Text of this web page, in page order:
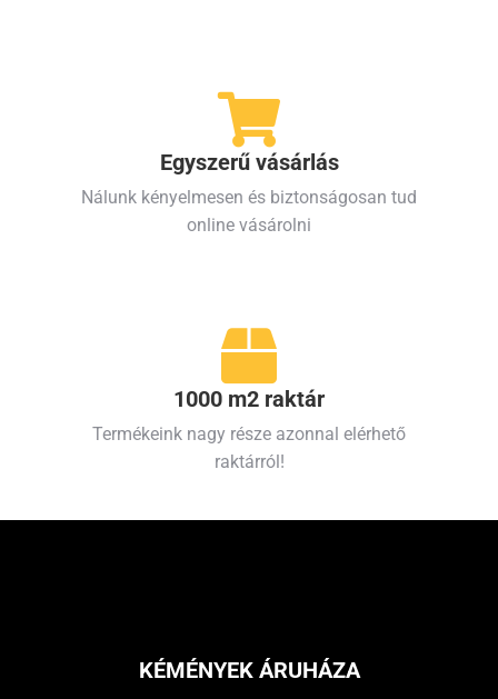
Egyszerű vásárlás
Nálunk kényelmesen és biztonságosan tud
online vásárolni
1000 m2 raktár
Termékeink nagy része azonnal elérhető
raktárról!
KÉMÉNYEK ÁRUHÁZA